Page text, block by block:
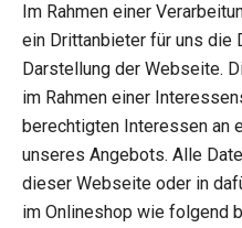
Im Rahmen einer
ein Drittanbieter für uns die
Darstellung der Webseite.
im Rahmen einer
berechtigten Interessen an
unseres Angebots. Alle
dieser Webseite oder in
im Onlineshop wie folgend